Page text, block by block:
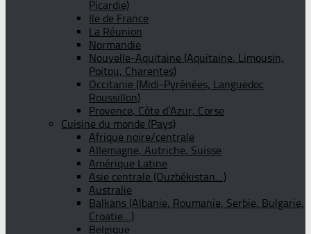
Picardie)
Ile de France
La Réunion
Normandie
Nouvelle-Aquitaine (Aquitaine, Limousin,
Poitou, Charentes)
Occitanie (Midi-Pyrénées, Languedoc
Roussillon)
Provence, Côte d’Azur, Corse
Cuisine du monde (Pays)
Afrique noire/centrale
Allemagne, Autriche, Suisse
Amérique Latine
Asie centrale (Ouzbékistan…)
Australie
Balkans (Albanie, Roumanie, Serbie, Bulgarie,
Croatie…)
Belgique